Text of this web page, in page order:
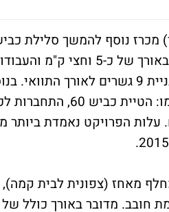
כולל את קטע הכביש ממחלף לקייה ועד מחלף שוקת
היתר: הקמת מחלף בשוקת, סלילת דרכים חקלאיות ובניית 9
מאחז (צפונית לבית קמה),